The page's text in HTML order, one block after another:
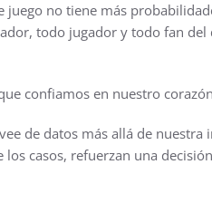
no tiene más
todo jugador y todo fan del
confiamos en nuestro
de datos más allá de nuestra
casos, refuerzan una